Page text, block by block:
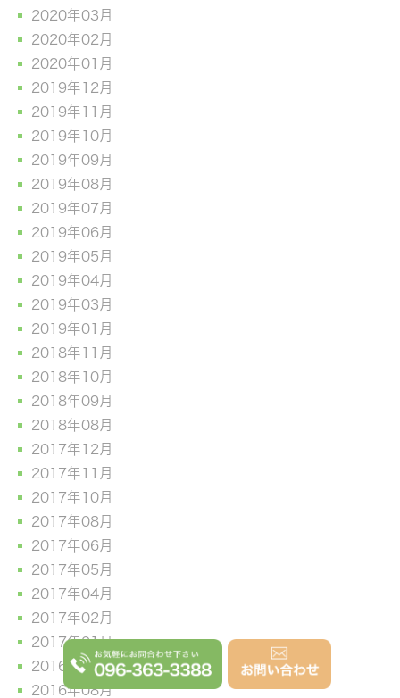
2020年03月
2020年02月
2020年01月
2019年12月
2019年11月
2019年10月
2019年09月
2019年08月
2019年07月
2019年06月
2019年05月
2019年04月
2019年03月
2019年01月
2018年11月
2018年10月
2018年09月
2018年08月
2017年12月
2017年11月
2017年10月
2017年08月
2017年06月
2017年05月
2017年04月
2017年02月
2017年01月
2016年09月
2016年08月